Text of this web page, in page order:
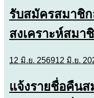
รับสมัครสมาชิ
สงเคราะห์สม
หนองคาย จำกั
12 มิ.ย. 256912 มิ.ย.
แจ้งรายชื่อคืน